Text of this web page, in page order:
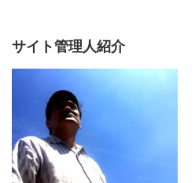
サイト管理人紹介